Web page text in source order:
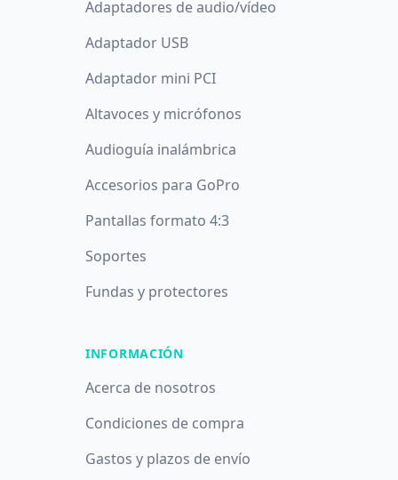
Adaptadores de audio/vídeo
Adaptador USB
Adaptador mini PCI
Altavoces y micrófonos
Audioguía inalámbrica
Accesorios para GoPro
Pantallas formato 4:3
Soportes
Fundas y protectores
INFORMACIÓN
Acerca de nosotros
Condiciones de compra
Gastos y plazos de envío